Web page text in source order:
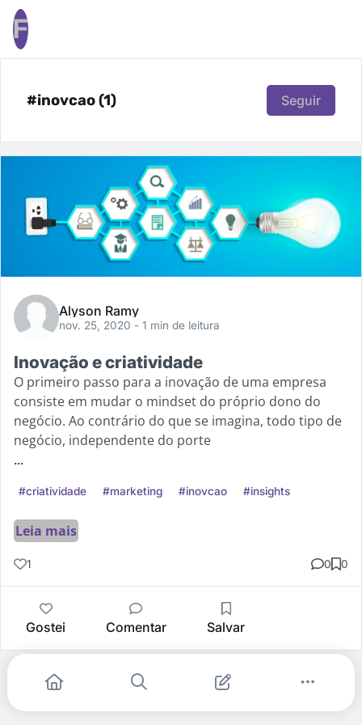
F
#inovcao (1) Seguir
Alyson Ramy
nov. 25, 2020 - 1 min de leitura
Inovação e criatividade
O primeiro passo para a inovação de uma empresa
consiste em mudar o mindset do próprio dono do
negócio. Ao contrário do que se imagina, todo tipo de
negócio, independente do porte
...
#criatividade #marketing #inovcao #insights
Leia mais
1 0 0
Gostei Comentar Salvar